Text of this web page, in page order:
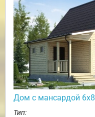
Дом с мансардой 6х8
Тип: